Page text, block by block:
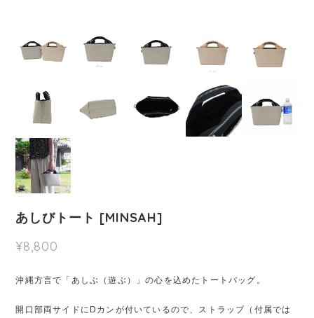
あしびトート [MINSAH]
¥8,800
沖縄方言で「あしぶ（遊ぶ）」の心を込めたトートバッグ。
開口部両サイドにDカンが付いているので、ストラップ（付属では